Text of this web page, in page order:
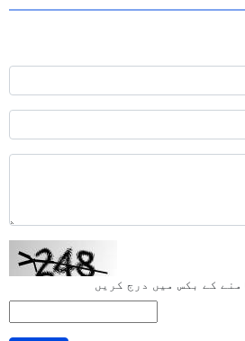
کے بکس میں درج کریں